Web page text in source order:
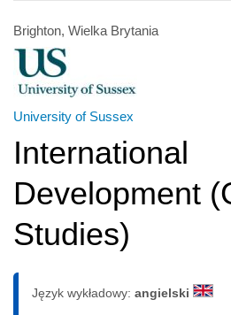
Brighton, Wielka Brytania
University of Sussex
International
Development
Studies)
Język wykładowy: angielski